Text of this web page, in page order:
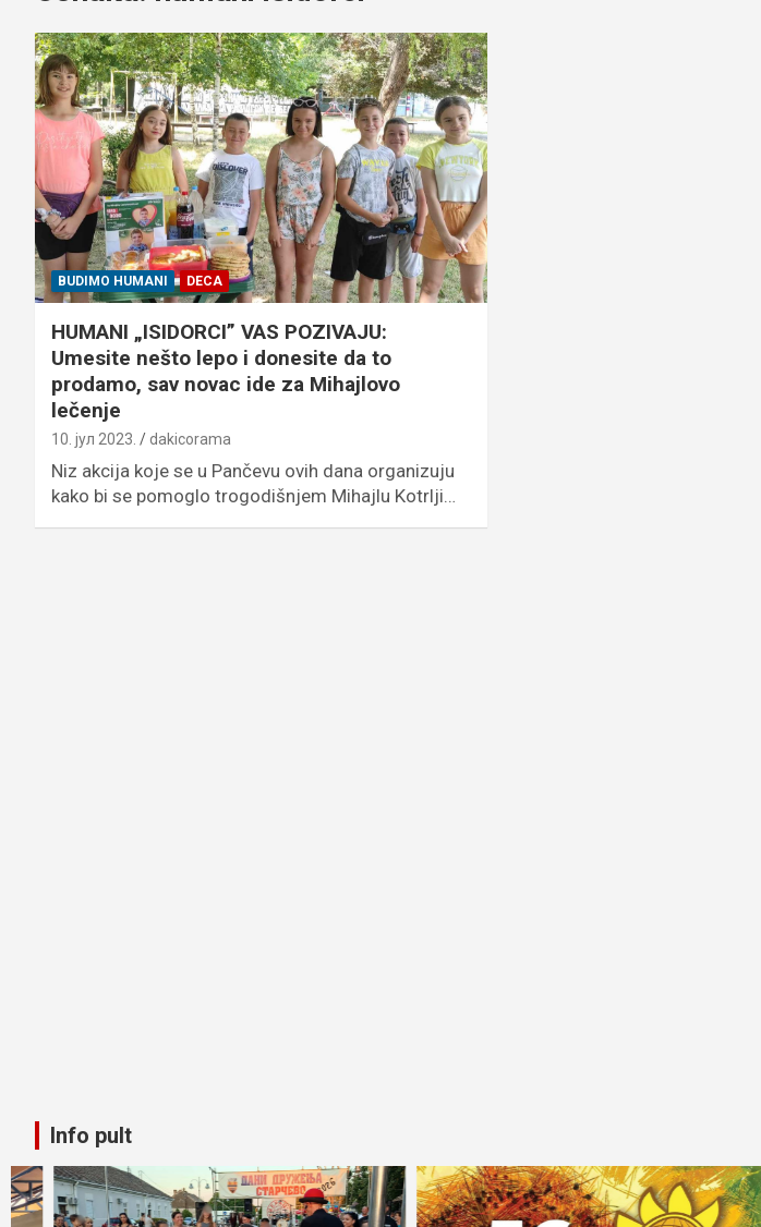
BUDIMO HUMANI DECA
HUMANI „ISIDORCI” VAS POZIVAJU:
Umesite nešto lepo i donesite da to
prodamo, sav novac ide za Mihajlovo
lečenje
10. јул 2023. dakicorama
Niz akcija koje se u Pančevu ovih dana organizuju
kako bi se pomoglo trogodišnjem Mihajlu Kotrlji…
Info pult